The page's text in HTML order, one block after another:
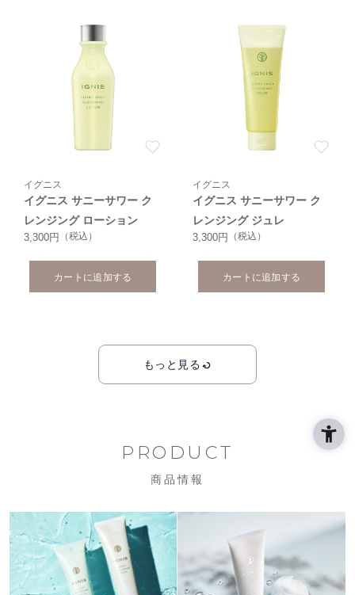
イグニス
イグニス サニーサワー ク
レンジング ローション
3,300円 （税込）
カートに追加する
イグニス
イグニス サニーサワー ク
レンジング ジュレ
3,300円 （税込）
カートに追加する
もっと見る
PRODUCT
商品情報